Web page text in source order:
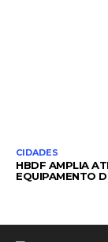
CIDADES
HBDF AMPLIA
EQUIPAMENTO